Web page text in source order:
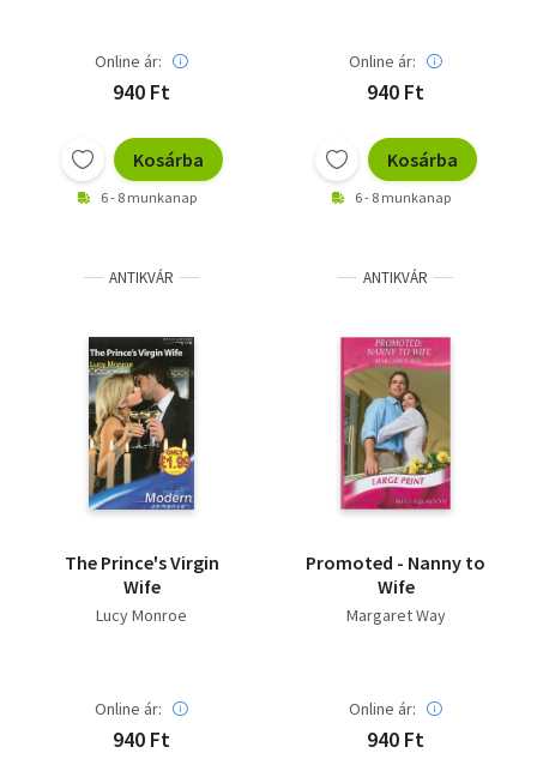
Online ár:
940 Ft
Kosárba
6 - 8 munkanap
Online ár:
940 Ft
Kosárba
6 - 8 munkanap
ANTIKVÁR
The Prince's Virgin
Wife
Lucy Monroe
Online ár:
940 Ft
ANTIKVÁR
Promoted - Nanny to
Wife
Margaret Way
Online ár:
940 Ft